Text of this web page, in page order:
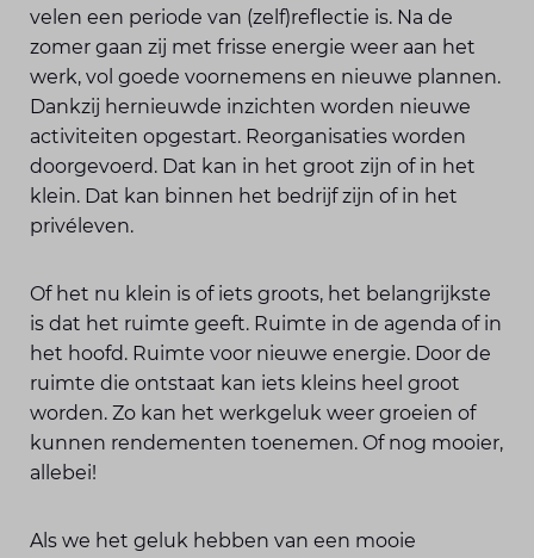
velen een periode van (zelf)reflectie is. Na de
zomer gaan zij met frisse energie weer aan het
werk, vol goede voornemens en nieuwe plannen.
Dankzij hernieuwde inzichten worden nieuwe
activiteiten opgestart. Reorganisaties worden
doorgevoerd. Dat kan in het groot zijn of in het
klein. Dat kan binnen het bedrijf zijn of in het
privéleven.
Of het nu klein is of iets groots, het belangrijkste
is dat het ruimte geeft. Ruimte in de agenda of in
het hoofd. Ruimte voor nieuwe energie. Door de
ruimte die ontstaat kan iets kleins heel groot
worden. Zo kan het werkgeluk weer groeien of
kunnen rendementen toenemen. Of nog mooier,
allebei!
Als we het geluk hebben van een mooie